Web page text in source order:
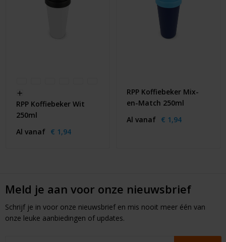
RPP Koffiebeker Wit
250ml
Al vanaf € 1,94
RPP Koffiebeker Mix-
en-Match 250ml
Al vanaf € 1,94
Meld je aan voor onze nieuwsbrief
Schrijf je in voor onze nieuwsbrief en mis nooit meer één van
onze leuke aanbiedingen of updates.